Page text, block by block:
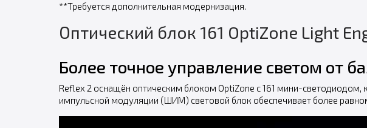
**Требуется дополнительная модернизация.
Оптический блок 161 OptiZone Light
Более точное управление светом от
Reflex 2 оснащён оптическим блоком OptiZone с 161 мини-
импульсной модуляции (ШИМ) световой блок обеспечивает более